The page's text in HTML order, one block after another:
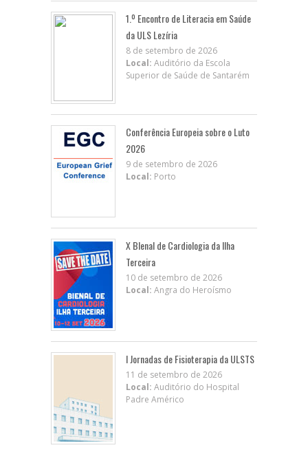
1.º Encontro de Literacia em Saúde
da ULS Lezíria
8 de setembro de 2026
Local: Auditório da Escola
Superior de Saúde de Santarém
Conferência Europeia sobre o Luto
2026
9 de setembro de 2026
Local: Porto
X BIenal de Cardiologia da Ilha
Terceira
10 de setembro de 2026
Local: Angra do Heroísmo
I Jornadas de Fisioterapia da ULSTS
11 de setembro de 2026
Local: Auditório do Hospital
Padre Américo